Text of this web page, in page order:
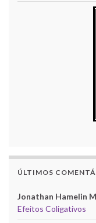
ÚLTIMOS
Jonathan Hamelin
Efeitos Coligativos